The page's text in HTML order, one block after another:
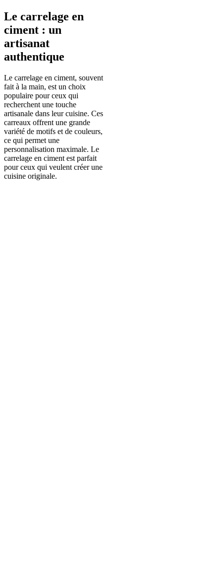
Le carrelage en
ciment : un
artisanat
authentique
Le carrelage en ciment, souvent
fait à la main, est un choix
populaire pour ceux qui
recherchent une touche
artisanale dans leur cuisine. Ces
carreaux offrent une grande
variété de motifs et de couleurs,
ce qui permet une
personnalisation maximale. Le
carrelage en ciment est parfait
pour ceux qui veulent créer une
cuisine originale.